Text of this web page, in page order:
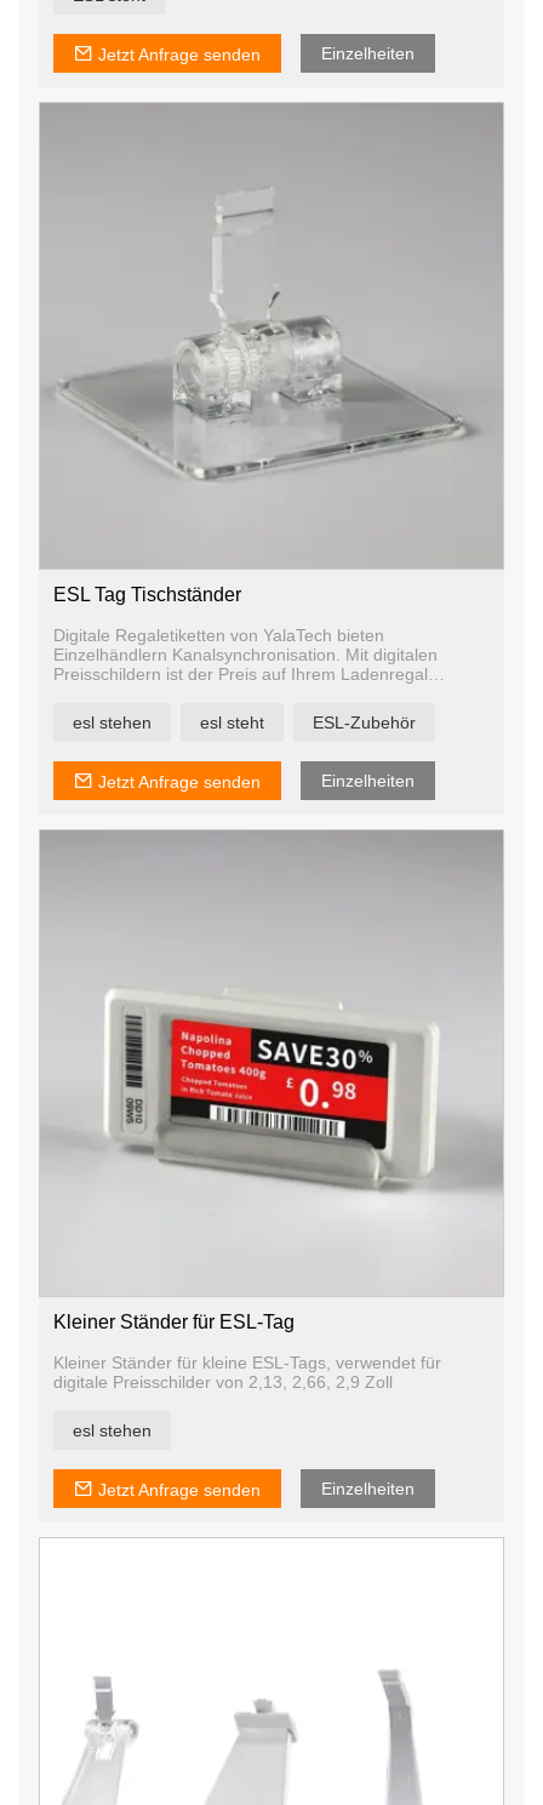
Jetzt Anfrage senden Einzelheiten
ESL Tag Tischständer
Digitale Regaletiketten von YalaTech bieten
Einzelhändlern Kanalsynchronisation. Mit digitalen
Preisschildern ist der Preis auf Ihrem Ladenregal
an mehreren Standorten. Dadurch bleiben Ihre Online-
und Offline-Kanäle synchronisiert, um ein einheitliches
davon, wie sie mit Ihnen interagieren.
esl stehen esl steht ESL-Zubehör
Jetzt Anfrage senden Einzelheiten
Kleiner Ständer für ESL-Tag
Kleiner Ständer für kleine ESL-Tags, verwendet für
digitale Preisschilder von 2,13, 2,66, 2,9 Zoll
esl stehen
Jetzt Anfrage senden Einzelheiten